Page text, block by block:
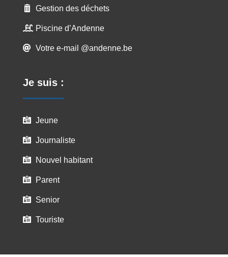
 Gestion des déchets
 Piscine d’Andenne
 Votre e-mail @andenne.be
Je suis :
 Jeune
 Journaliste
 Nouvel habitant
 Parent
 Senior
 Touriste